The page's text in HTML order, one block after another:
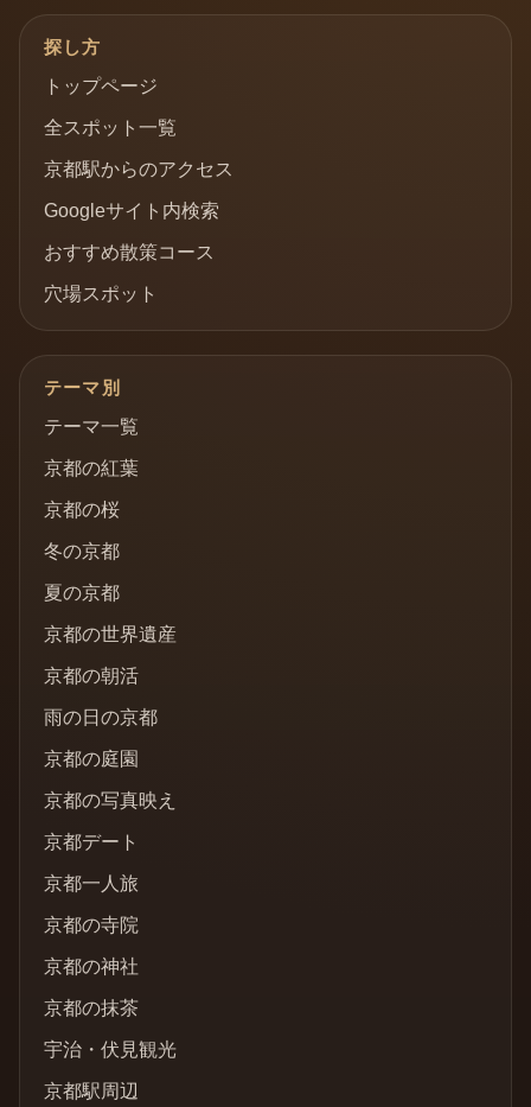
探し方
トップページ
全スポット一覧
京都駅からのアクセス
Googleサイト内検索
おすすめ散策コース
穴場スポット
テーマ別
テーマ一覧
京都の紅葉
京都の桜
冬の京都
夏の京都
京都の世界遺産
京都の朝活
雨の日の京都
京都の庭園
京都の写真映え
京都デート
京都一人旅
京都の寺院
京都の神社
京都の抹茶
宇治・伏見観光
京都駅周辺